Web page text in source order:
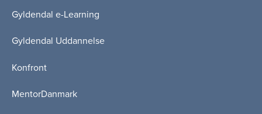
Gyldendal e-Learning
Gyldendal Uddannelse
Konfront
MentorDanmark